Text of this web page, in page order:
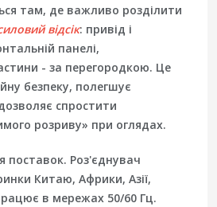
там, де важливо розділити
відсік: привід і
панелі,
- за перегородкою. Це
безпеку, полегшує
спростити
розриву» при оглядах.
поставок. Роз'єднувач
Китаю, Африки, Азії,
в мережах 50/60 Гц.